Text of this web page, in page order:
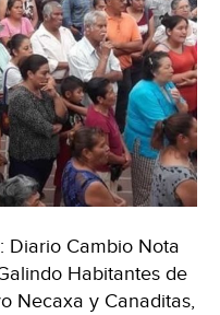
Cambio Nota
Habitantes de
Necaxa y Canaditas,